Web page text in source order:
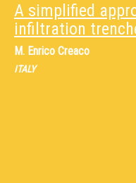
A simplified
infiltration
M. Enrico Creaco
ITALY